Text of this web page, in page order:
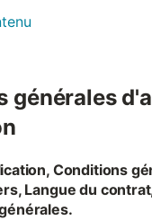
générales
Conditions
Langue du